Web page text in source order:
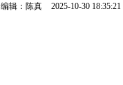
编辑：陈真 2025-10-30 18:35:21